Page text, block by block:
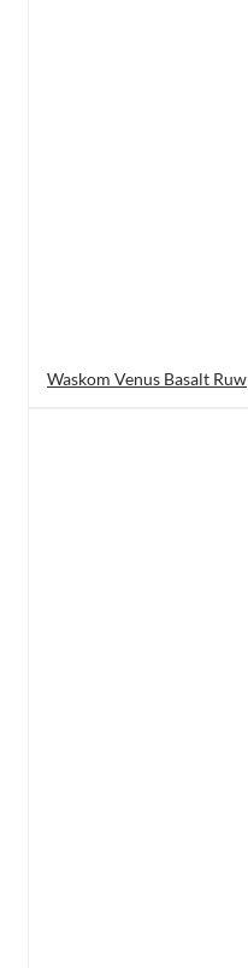
Waskom Venus Basalt Ruw